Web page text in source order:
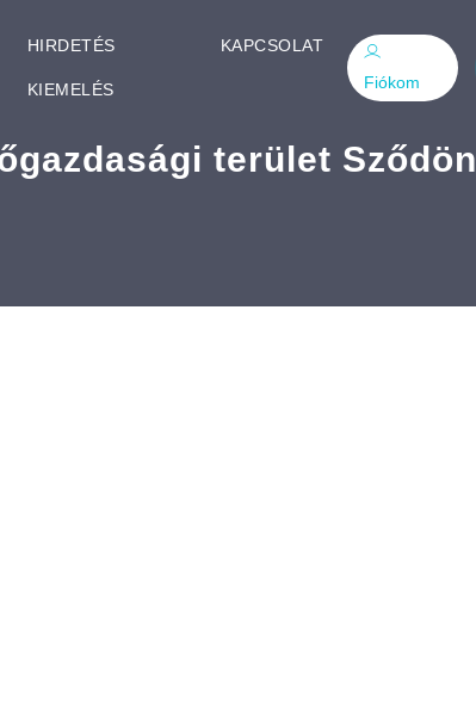
HIRDETÉS
KIEMELÉS
KAPCSOLAT
Fiókom
terület Sződön